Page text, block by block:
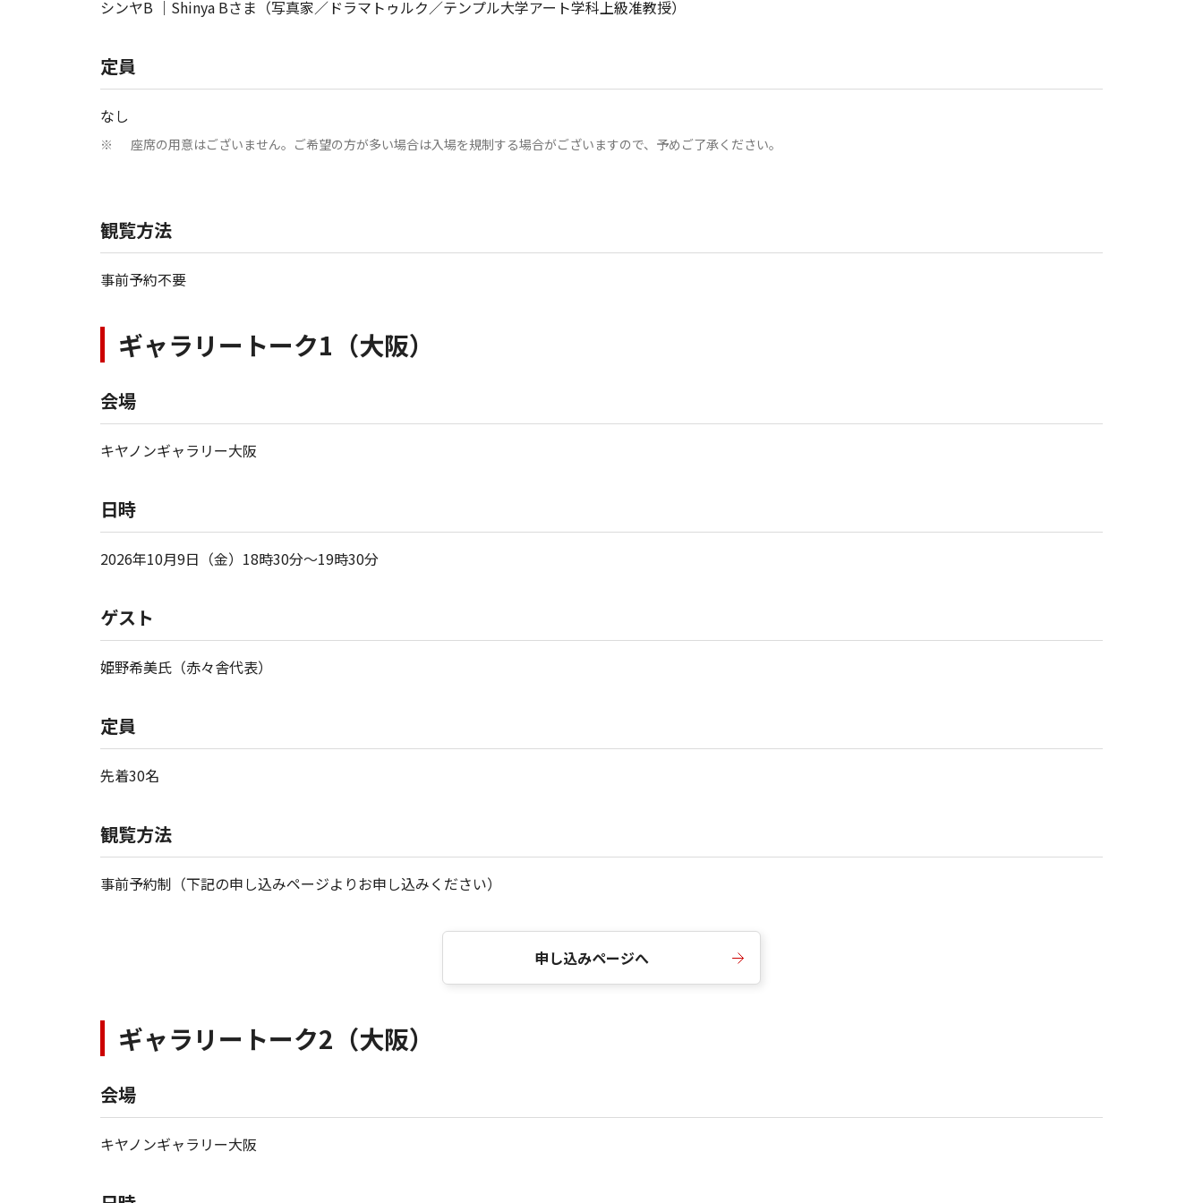
シンヤB ｜Shinya Bさま（写真家／ドラマトゥルク／テンプル大学アート学科上級准教授）
定員
なし
※ 座席の用意はございません。ご希望の方が多い場合は入場を規制する場合がございますので、予めご了承ください。
観覧方法
事前予約不要
ギャラリートーク1（大阪）
会場
キヤノンギャラリー大阪
日時
2026年10月9日（金）18時30分～19時30分
ゲスト
姫野希美氏（赤々舎代表）
定員
先着30名
観覧方法
事前予約制（下記の申し込みページよりお申し込みください）
申し込みページへ
ギャラリートーク2（大阪）
会場
キヤノンギャラリー大阪